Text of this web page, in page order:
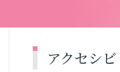
アクセシ